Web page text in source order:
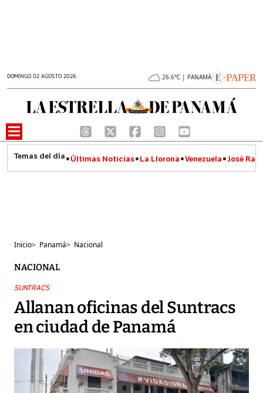
DOMINGO 02 AGOSTO 2026 26.6°C | PANAMÁ
Últimas Noticias La Llorona Venezuela José
Inicio> Panamá> Nacional
NACIONAL
SUNTRACS
Allanan oficinas del Suntracs
en ciudad de Panamá